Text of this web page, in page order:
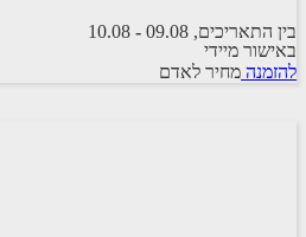
בין התאריכים, -
10.08
טיסת שכר
BLUE BIRD
באישור מיידי
להזמנה מחיר לאדם